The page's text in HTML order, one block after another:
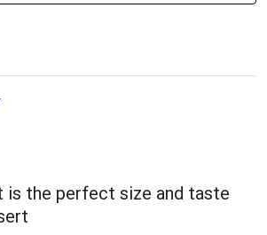
is the perfect size and taste